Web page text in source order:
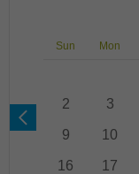
Sun Mon
2 3
9 10
16 17